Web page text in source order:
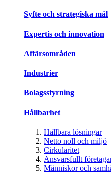
Syfte och strategiska mål
Expertis och innovation
Affärsområden
Industrier
Bolagsstyrning
Hållbarhet
Hållbara lösningar
Netto noll och miljö
Cirkularitet
Ansvarsfullt
Människor och